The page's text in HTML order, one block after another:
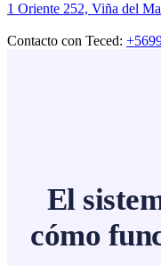
1 Oriente 252, Viña del
Contacto con Teced:
El
cómo